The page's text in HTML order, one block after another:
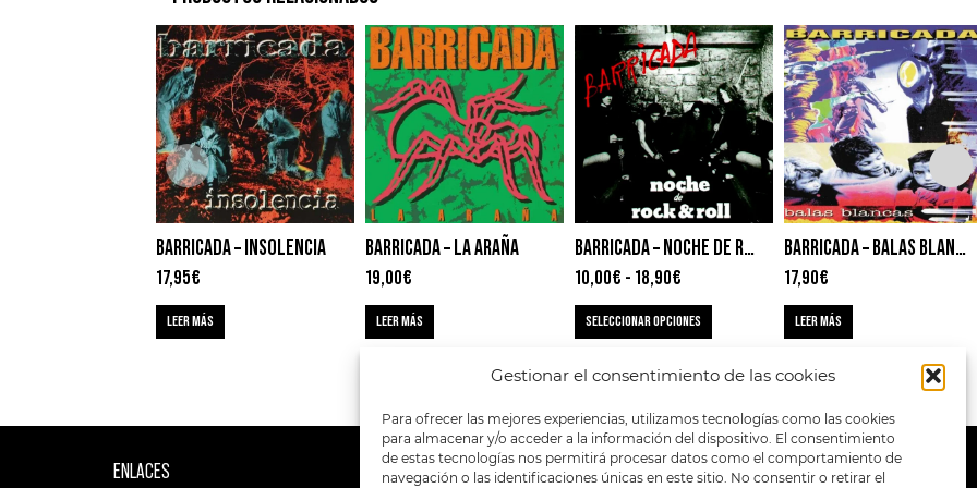
Gestionar el consentimiento de las cookies
Para ofrecer las mejores experiencias, utilizamos tecnologías como las cookies
para almacenar y/o acceder a la información del dispositivo. El consentimiento
de estas tecnologías nos permitirá procesar datos como el comportamiento de
navegación o las identificaciones únicas en este sitio. No consentir o retirar el
BARRICADA – INSOLENCIA
17,95€
LEER MÁS
BARRICADA – LA ARAÑA
19,00€
LEER MÁS
BARRICADA – NOCHE DE ROCK & ROLL
10,00€ - 18,90€
SELECCIONAR OPCIONES
BARRICADA – BALAS BLANCAS
17,90€
LEER MÁS
ENLACES SIGUENOS EN: METODOS DE PAGO: